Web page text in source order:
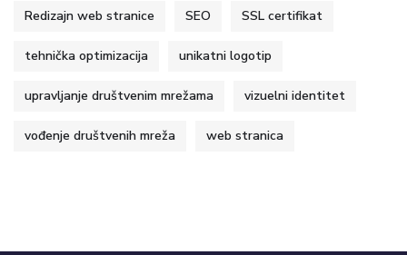
Redizajn web stranice SEO SSL certifikat
tehnička optimizacija unikatni logotip
upravljanje društvenim mrežama vizuelni identitet
vođenje društvenih mreža web stranica